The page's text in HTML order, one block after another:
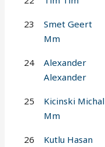
23
Smet Geert
Mm
24
Alexander
Alexander
25
Kicinski Michal
Mm
26
Kutlu Hasan